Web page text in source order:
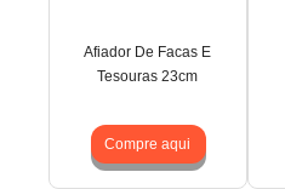
Afiador De Facas E
Tesouras 23cm
Compre aqui